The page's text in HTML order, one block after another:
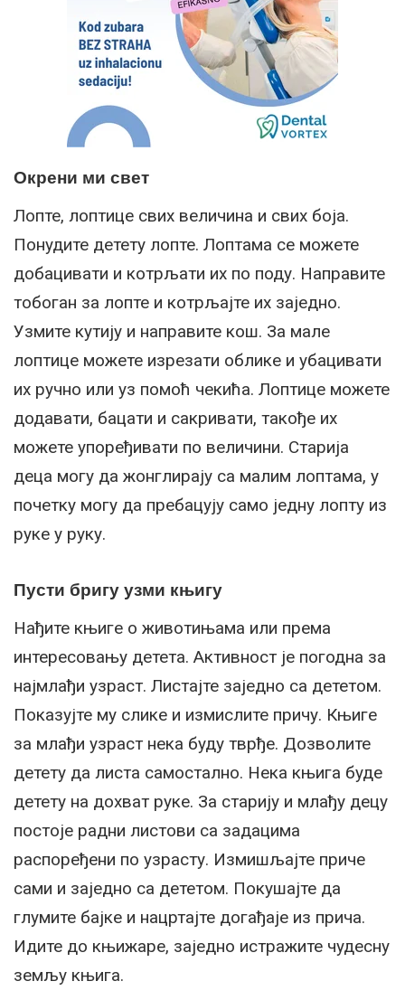
Окрени ми свет
Лопте, лоптице свих величина и свих боја.
Понудите детету лопте. Лоптама се можете
добацивати и котрљати их по поду. Направите
тобоган за лопте и котрљајте их заједно.
Узмите кутију и направите кош. За мале
лоптице можете изрезати облике и убацивати
их ручно или уз помоћ чекића. Лоптице можете
додавати, бацати и сакривати, такође их
можете упоређивати по величини. Старија
деца могу да жонглирају са малим лоптама, у
почетку могу да пребацују само једну лопту из
руке у руку.
Пусти бригу узми књигу
Нађите књиге о животињама или према
интересовању детета. Активност је погодна за
најмлађи узраст. Листајте заједно са дететом.
Показујте му слике и измислите причу. Књиге
за млађи узраст нека буду тврђе. Дозволите
детету да листа самостално. Нека књига буде
детету на дохват руке. За старију и млађу децу
постоје радни листови са задацима
распоређени по узрасту. Измишљајте приче
сами и заједно са дететом. Покушајте да
глумите бајке и нацртајте догађаје из прича.
Идите до књижаре, заједно истражите чудесну
земљу књига.